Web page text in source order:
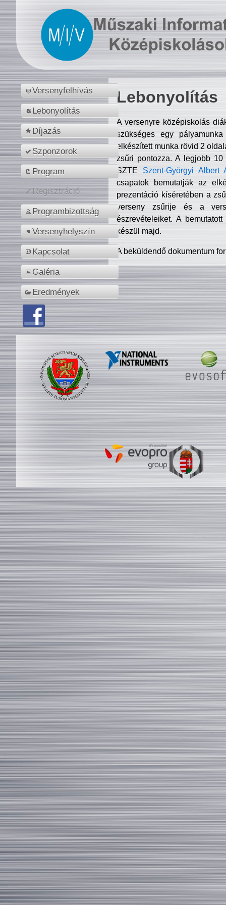
Versenyfelhívás
Lebonyolítás
Díjazás
Szponzorok
Program
Regisztráció
Programbizottság
Versenyhelyszín
Kapcsolat
Galéria
Eredmények
Lebonyolítás
A versenyre középiskolás
szükséges egy
elkészített munka rövid 2
zsűri pontozza. A legjobb
SZTE Szent-Györgyi Albert
csapatok bemutatják az
prezentáció kíséretében a
verseny zsűrije és a
észrevételeiket. A
készül majd.
A beküldendő dokumentum